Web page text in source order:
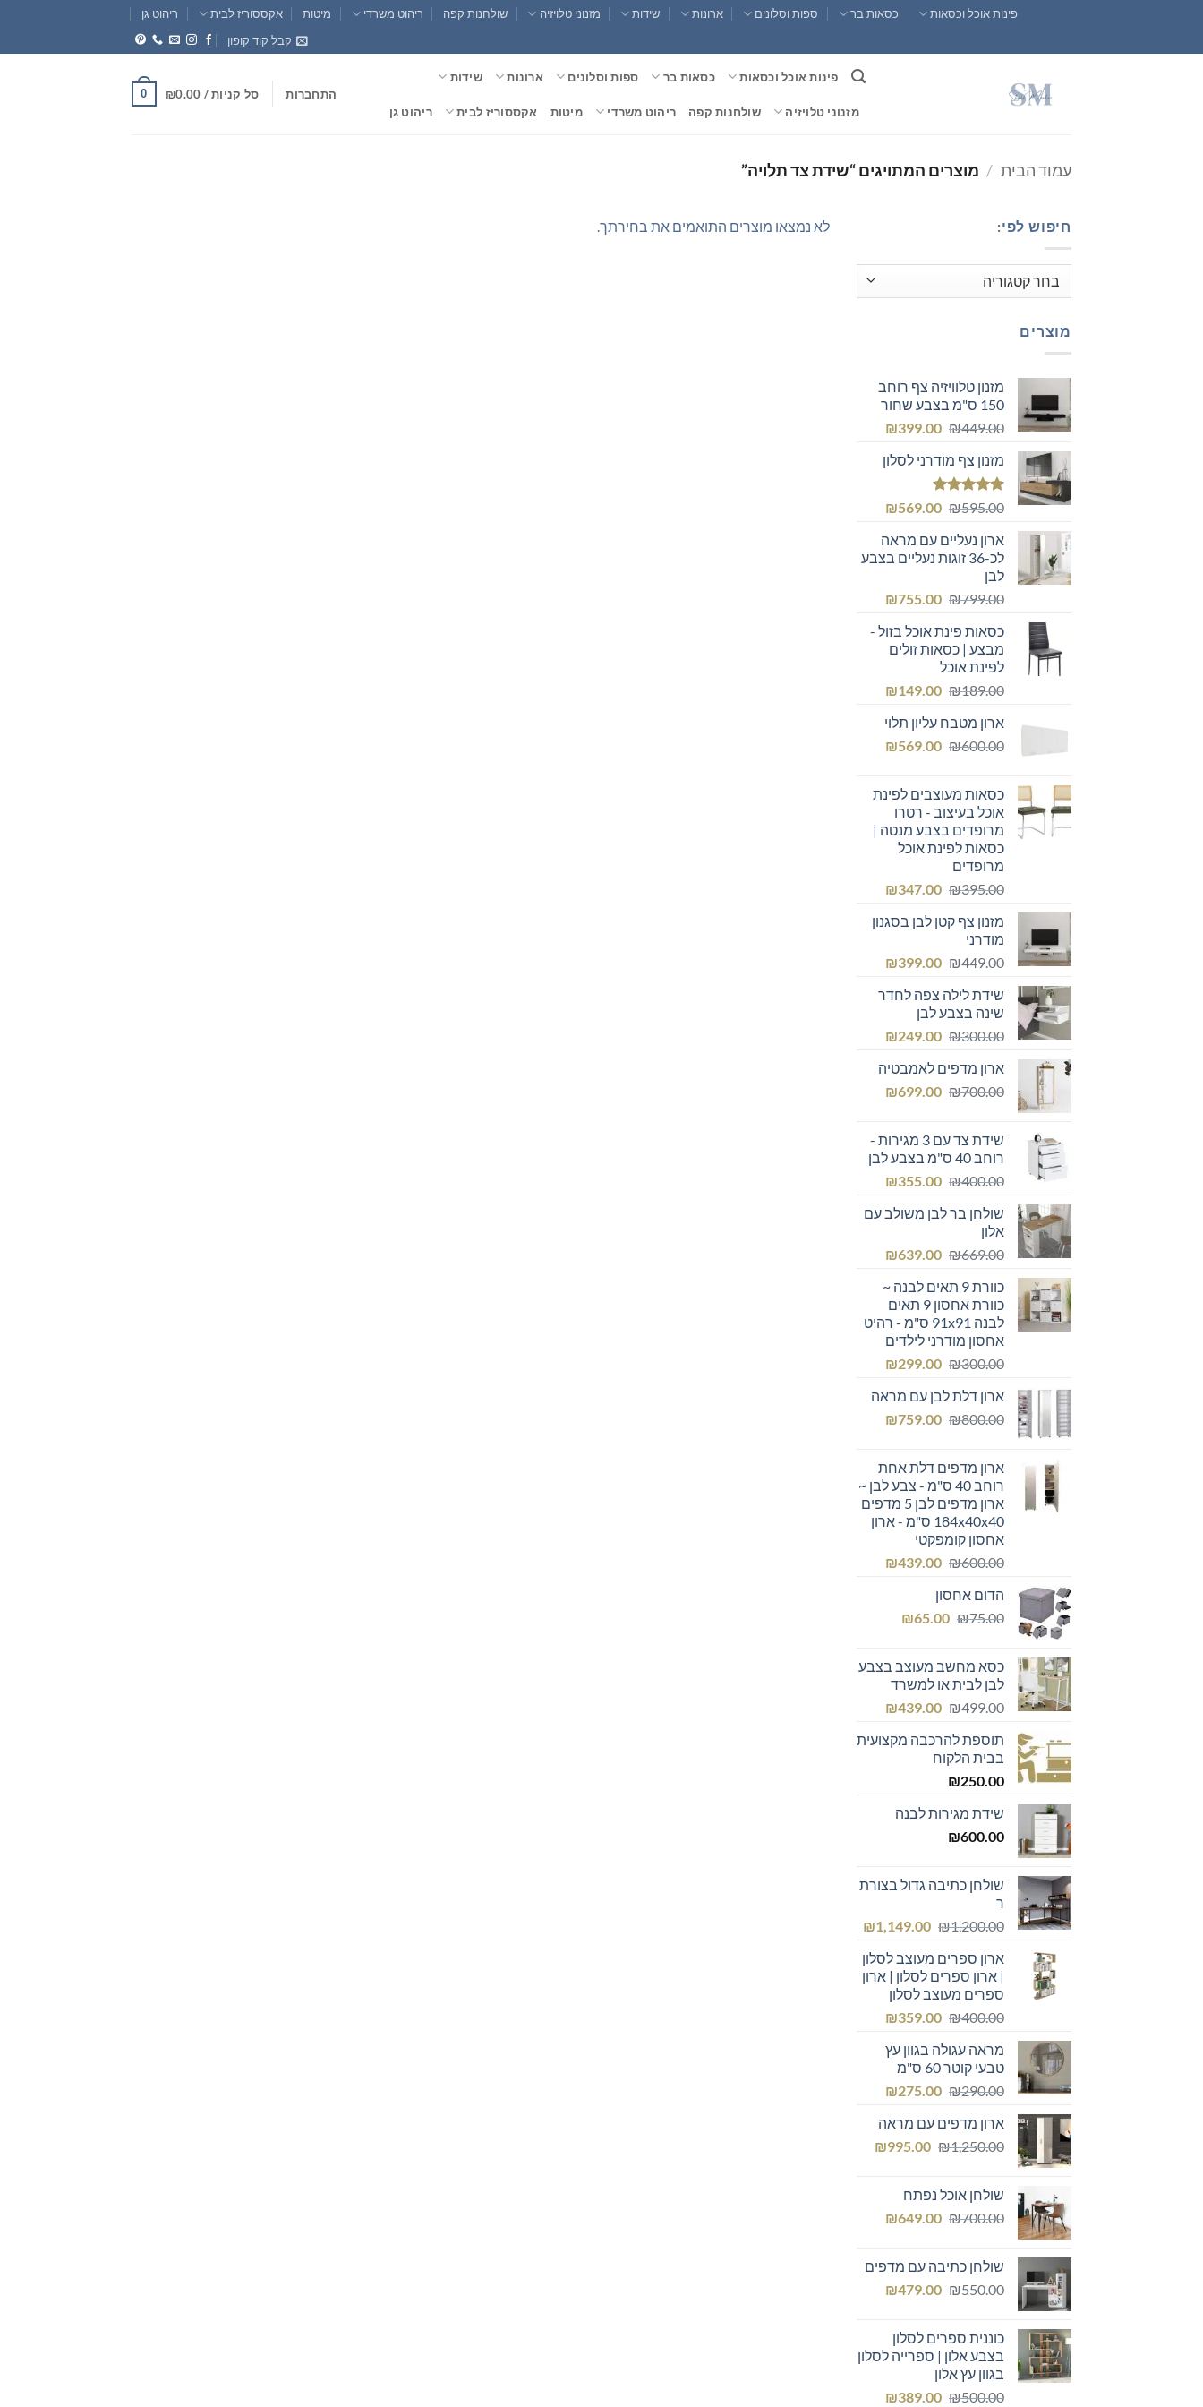
content
פינות אוכל וכסאות כסאות בר ספות וסלונים ארונות שידות מזנוני טלויזיה שולחנות קפה ריהוט משרדי מיטות אקססוריז לבית
ריהוט גן
קבל קוד קופון
פינות אוכל וכסאות כסאות בר ספות וסלונים ארונות שידות
מזנוני טלויזיה שולחנות קפה ריהוט משרדי מיטות אקססוריז לבית ריהוט גן
התחברות סל קניות / ₪0.00
0
עמוד הבית / מוצרים המתויגים “שידת צד תלויה”
חיפוש לפי:
מוצרים
מזנון טלוויזיה צף רוחב
150 ס"מ בצבע שחור
₪449.00
המחיר
היה:
₪449.00.
₪399.00
המחיר
הוא:מזנון צף מודרני לסלון
דורג5.00
₪595.00
המחיר
היה:
₪595.00.
₪569.00
המחיר
הוא:
₪569.00.
ארון נעליים עם מראה
לכ-36 זוגות נעליים בצבע
לבן
₪799.00
המחיר
היה:
₪799.00.
₪755.00
המחיר
הוא:
כסאות פינת אוכל בזול -
מבצע | כסאות זולים
לפינת אוכל
₪189.00
המחיר
היה:
₪189.00.
₪149.00
המחיר
הוא:
₪149.00.
ארון מטבח עליון תלוי
₪600.00
המחיר
₪600.00.
₪569.00
המחיר
₪569.00.כסאות מעוצבים לפינת
אוכל בעיצוב - רטרו
מרופדים בצבע מנטה |
כסאות לפינת אוכל
מרופדים
₪395.00
המחיר
היה:
₪347.00
המחיר
הוא:
מזנון צף קטן לבן בסגנון
מודרני
₪449.00
המחיר
היה:
₪449.00.
₪399.00
המחיר
הוא:שידת לילה צפה לחדר
שינה בצבע לבן
₪300.00
המחיר
היה:
₪300.00.
₪249.00
המחיר
הוא:
₪249.00.
ארון מדפים לאמבטיה
₪700.00
המחיר
₪700.00.
₪699.00
המחיר
₪699.00.שידת צד עם 3 מגירות -
רוחב 40 ס"מ בצבע לבן
₪400.00
המחיר
היה:
₪355.00
המחיר
הוא:
שולחן בר לבן משולב עם
אלון
₪669.00
המחיר
היה:
₪669.00.
₪639.00
המחיר
הוא:כוורת 9 תאים לבנה ~
כוורת אחסון 9 תאים
לבנה 91x91 ס"מ - רהיט
אחסון מודרני לילדים
₪300.00
המחיר
היה:
₪300.00.
₪299.00
המחיר
הוא:
₪299.00.
ארון דלת לבן עם מראה
₪800.00
המחיר
₪800.00.
₪759.00
המחיר
₪759.00.ארון מדפים דלת אחת
רוחב 40 ס"מ - צבע לבן ~
ארון מדפים לבן 5 מדפים
184x40x40 ס"מ - ארון
אחסון קומפקטי
₪600.00
המחיר
היה:
₪600.00.
₪439.00
המחיר
הדום אחסון
₪75.00
המחיר
₪75.00.
₪65.00
המחיר
₪65.00.
כסא מחשב מעוצב בצבע
לבן לבית או למשרד
₪499.00
המחיר
היה:
₪499.00.
₪439.00
המחיר
הוא:
תוספת להרכבה מקצועית
בבית הלקוח
₪250.00
שידת מגירות לבנה
₪600.00
שולחן כתיבה גדול בצורת
ר
₪1,200.00
המחיר
היה:
₪1,200.00.
₪1,149.00
המחיר
הוא:
₪1,149.00.
ארון ספרים מעוצב לסלון
| ארון ספרים לסלון | ארון
ספרים מעוצב לסלון
₪400.00
המחיר
היה:
₪400.00.
₪359.00
המחיר
הוא:מראה עגולה בגוון עץ
טבעי קוטר 60 ס"מ
₪290.00
המחיר
היה:
₪290.00.
₪275.00
המחיר
הוא:
₪275.00.
ארון מדפים עם מראה
₪1,250.00
המחיר
₪1,250.00.
₪995.00
המחיר
שולחן אוכל נפתח
₪700.00
המחיר
₪700.00.
₪649.00
המחיר
₪649.00.שולחן כתיבה עם מדפים
₪550.00
המחיר
₪550.00.
₪479.00
המחיר
כוננית ספרים לסלון
בצבע אלון | ספרייה לסלון
בגוון עץ אלון
₪500.00
המחיר ₪389.00
המחיר
לא נמצאו מוצרים התואמים את בחירתך.